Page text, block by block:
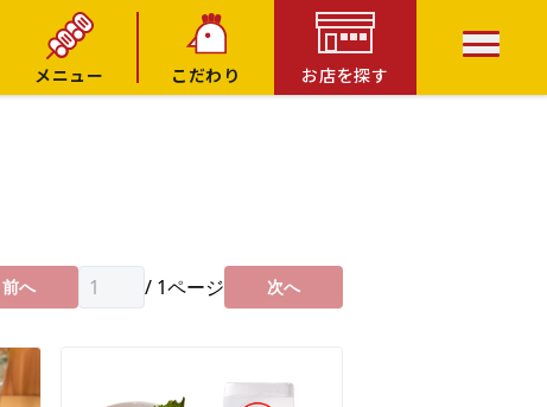
メニュー
こだわり お店を探す
前へ / 1ページ 次へ